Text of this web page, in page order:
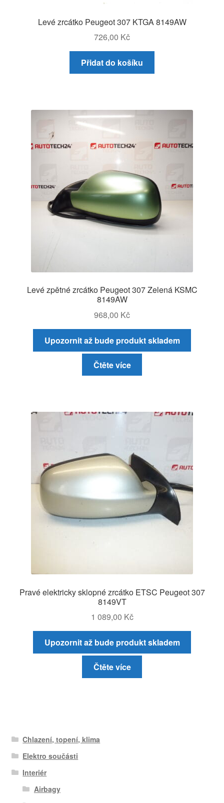
Levé zrcátko Peugeot 307 KTGA 8149AW
726,00 Kč
Přidat do košíku
Levé zpětné zrcátko Peugeot 307 Zelená KSMC
8149AW
968,00 Kč
Upozornit až bude produkt skladem
Čtěte více
Pravé elektricky sklopné zrcátko ETSC Peugeot 307
8149VT
1 089,00 Kč
Upozornit až bude produkt skladem
Čtěte více
Chlazení, topení, klima
Elektro součásti
Interiér
Airbagy